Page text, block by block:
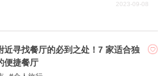
2023-09-08
近寻找餐厅的必到之处！7 家适合独
便捷餐厅